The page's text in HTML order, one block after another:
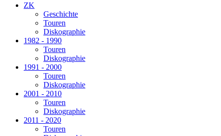
ZK
Geschichte
Touren
Diskographie
1982 - 1990
Touren
Diskographie
1991 - 2000
Touren
Diskographie
2001 - 2010
Touren
Diskographie
2011 - 2020
Touren